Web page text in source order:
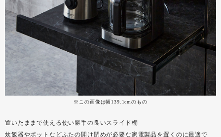
※この画像は幅139.1cmのもの
置いたままで使える使い勝手の良いスライド棚
炊飯器やポットなどふたの開け閉めが必要な家電製品を置くのに最適で